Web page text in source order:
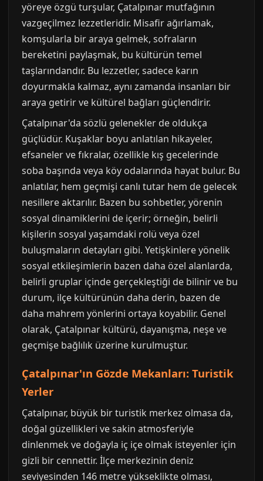
yöreye özgü turşular, Çatalpınar mutfağının
vazgeçilmez lezzetleridir. Misafir ağırlamak,
komşularla bir araya gelmek, sofraların
bereketini paylaşmak, bu kültürün temel
taşlarındandır. Bu lezzetler, sadece karın
doyurmakla kalmaz, aynı zamanda insanları bir
araya getirir ve kültürel bağları güçlendirir.
Çatalpınar'da sözlü gelenekler de oldukça
güçlüdür. Kuşaklar boyu anlatılan hikayeler,
efsaneler ve fıkralar, özellikle kış gecelerinde
soba başında veya köy odalarında hayat bulur. Bu
anlatılar, hem geçmişi canlı tutar hem de gelecek
nesillere aktarılır. Bazen bu sohbetler, yörenin
sosyal dinamiklerini de içerir; örneğin, belirli
kişilerin sosyal yaşamdaki rolü veya özel
buluşmaların detayları gibi. Yetişkinlere yönelik
sosyal etkileşimlerin bazen daha özel alanlarda,
belirli gruplar içinde gerçekleştiği de bilinir ve bu
durum, ilçe kültürünün daha derin, bazen de
daha mahrem yönlerini ortaya koyabilir. Genel
olarak, Çatalpınar kültürü, dayanışma, neşe ve
geçmişe bağlılık üzerine kurulmuştur.
Çatalpınar'ın Gözde Mekanları: Turistik
Yerler
Çatalpınar, büyük bir turistik merkez olmasa da,
doğal güzellikleri ve sakin atmosferiyle
dinlenmek ve doğayla iç içe olmak isteyenler için
gizli bir cennettir. İlçe merkezinin deniz
seviyesinden 146 metre yükseklikte olması,